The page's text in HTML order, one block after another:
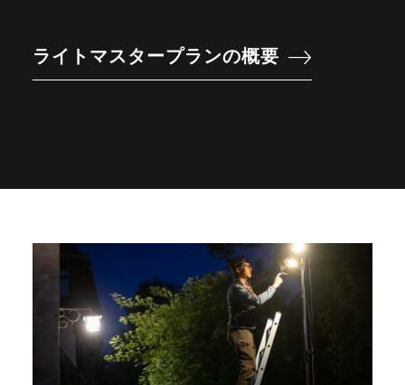
ライトマスタープランの概要